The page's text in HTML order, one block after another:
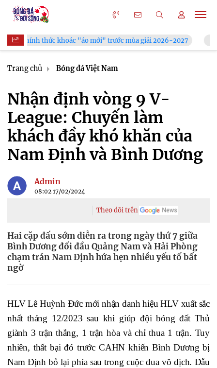
thức khoác "áo mới" trước mùa giải 2026-2027 Xã Hùng
Trang chủ Bóng đá Việt Nam
Nhận định vòng 9 V-
League: Chuyến làm
khách đầy khó khăn của
Nam Định và Bình Dương
Admin
08:02 17/02/2024
Theo dõi trên
Hai cặp đấu sớm diễn ra trong ngày thứ 7 giữa
Bình Dương đối đầu Quảng Nam và Hải Phòng
chạm trán Nam Định hứa hẹn nhiều yếu tố bất
ngờ
HLV Lê Huỳnh Đức mới nhận danh hiệu HLV xuất sắc
nhất tháng 12/2023 sau khi giúp đội bóng đất Thủ
giành 3 trận thắng, 1 trận hòa và chỉ thua 1 trận. Tuy
nhiên, thất bại đó trước CAHN khiến Bình Dương bị
Nam Định bỏ lại phía sau trong cuộc đua vô địch. Dẫu